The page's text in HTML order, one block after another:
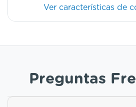
Ver características de
Preguntas